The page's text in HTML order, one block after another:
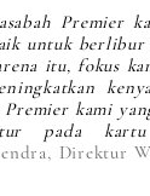
Premier
untuk berlibur
itu, fokus
kami
pada
Direktur